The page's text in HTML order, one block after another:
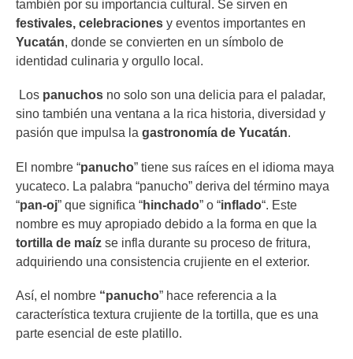
también por su importancia cultural. Se sirven en
festivales, celebraciones y eventos importantes en
Yucatán, donde se convierten en un símbolo de
identidad culinaria y orgullo local.
Los panuchos no solo son una delicia para el paladar,
sino también una ventana a la rica historia, diversidad y
pasión que impulsa la gastronomía de Yucatán.
El nombre “panucho” tiene sus raíces en el idioma maya
yucateco. La palabra “panucho” deriva del término maya
“pan-oj” que significa “hinchado” o “inflado“. Este
nombre es muy apropiado debido a la forma en que la
tortilla de maíz se infla durante su proceso de fritura,
adquiriendo una consistencia crujiente en el exterior.
Así, el nombre “panucho” hace referencia a la
característica textura crujiente de la tortilla, que es una
parte esencial de este platillo.